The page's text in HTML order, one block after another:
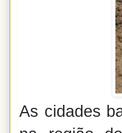
As cidades